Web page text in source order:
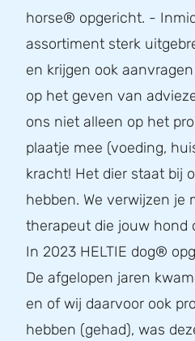
horse® opgericht. -
assortiment sterk
en krijgen ook
op het geven van
ons niet alleen op het
plaatje mee (voeding,
kracht! Het dier staat bij
hebben. We verwijzen je
therapeut die jouw hond
In 2023 HELTIE dog®
De afgelopen jaren
en of wij daarvoor ook
hebben (gehad), was